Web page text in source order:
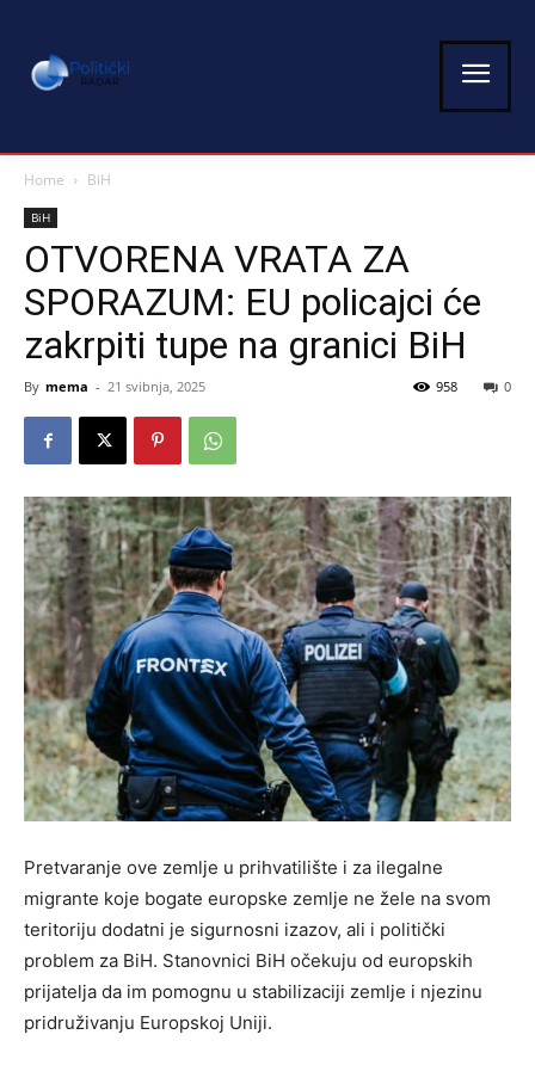
Home BiH
BiH
OTVORENA VRATA ZA
SPORAZUM: EU policajci će
zakrpiti tupe na granici BiH
By mema - 21 svibnja, 2025 0
958
Pretvaranje ove zemlje u prihvatilište i za ilegalne
migrante koje bogate europske zemlje ne žele na svom
teritoriju dodatni je sigurnosni izazov, ali i politički
problem za BiH. Stanovnici BiH očekuju od europskih
prijatelja da im pomognu u stabilizaciji zemlje i njezinu
pridruživanju Europskoj Uniji.